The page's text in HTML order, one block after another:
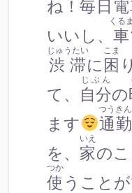
ね！ 毎日
いいし、 車
くるま
渋滞
じゅうたい
に困
こま
て、
自分
じぶん
の
ます
通勤
つうきん
を、 家
いえ
の
使
つか
うこと